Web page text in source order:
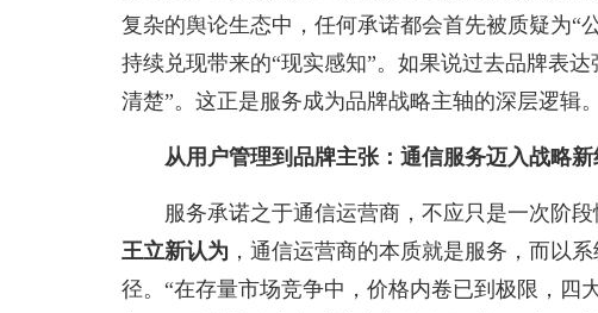
复杂的舆论生态中，任何承诺都会首先被质疑为“
持续兑现带来的“现实感知”。如果说过去品牌表
清楚”。这正是服务成为品牌战略主轴的深层逻辑。
从用户管理到品牌主张：通信服务迈入战略
服务承诺之于通信运营商，不应只是一次阶
王立新认为 ，通信运营商的本质就是服务，而以
径。“在存量市场竞争中，价格内卷已到极限，四